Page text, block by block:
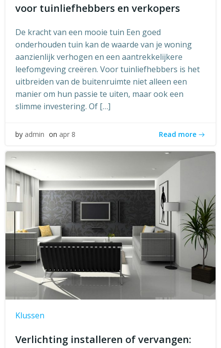
voor tuinliefhebbers en verkopers
De kracht van een mooie tuin Een goed
onderhouden tuin kan de waarde van je woning
aanzienlijk verhogen en een aantrekkelijkere
leefomgeving creëren. Voor tuinliefhebbers is het
uitbreiden van de buitenruimte niet alleen een
manier om hun passie te uiten, maar ook een
slimme investering. Of […]
by admin on apr 8 Read more
Klussen
Verlichting installeren of vervangen: